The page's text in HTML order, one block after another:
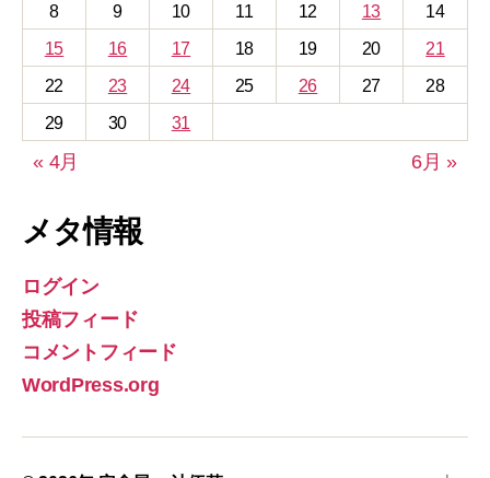
8
9 10 11 12 13
14
15
16 17 18 19 20
21
22
23 24 25 26 27
28
29
30 31
« 4月 6月 »
メタ情報
ログイン
投稿フィード
コメントフィード
WordPress.org